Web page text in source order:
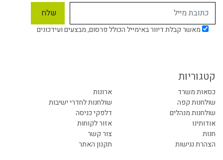
מאשר קבלת דיוור באימייל הכולל פרסום, מבצעים ועידכונים
קטגוריות
כסאות משרד
ארונות
שולחנות קפה
שולחנות לחדרי ישיבות
שולחנות מנהלים
דלפקי כניסה
אודותינו
אזור לקוחות
חנות
צור קשר
הצהרת נגישות
תקנון האתר